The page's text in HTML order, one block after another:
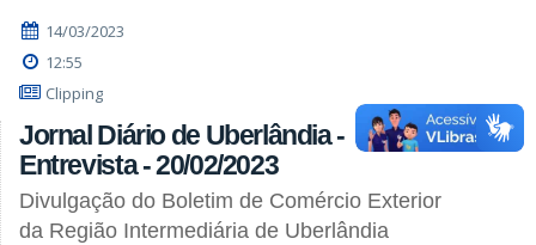
14/03/2023
12:55
Clipping
Jornal Diário de Uberlândia -
Entrevista - 20/02/2023
Divulgação do Boletim de Comércio Exterior
da Região Intermediária de Uberlândia